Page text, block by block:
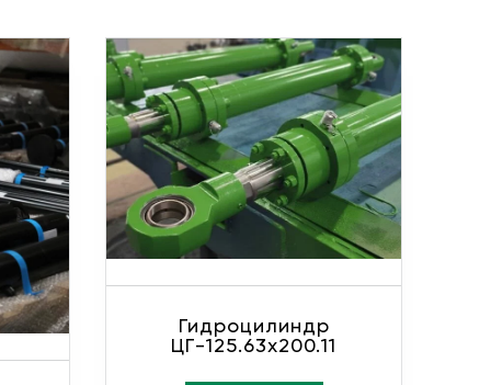
Гидроцилиндр
ЦГ-125.63х200.11